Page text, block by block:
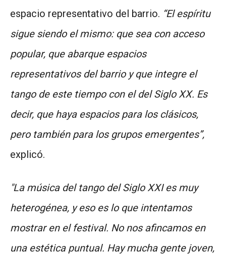
espacio representativo del barrio. “El espíritu
sigue siendo el mismo: que sea con acceso
popular, que abarque espacios
representativos del barrio y que integre el
tango de este tiempo con el del Siglo XX. Es
decir, que haya espacios para los clásicos,
pero también para los grupos emergentes”,
explicó.
"La música del tango del Siglo XXI es muy
heterogénea, y eso es lo que intentamos
mostrar en el festival. No nos afincamos en
una estética puntual. Hay mucha gente joven,